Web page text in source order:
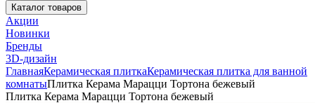
Каталог товаров
Акции
Новинки
Бренды
3D-дизайн
ГлавнаяКерамическая плиткаКерамическая плитка для ванной
комнатыПлитка Керама Марацци Тортона бежевый
Плитка Керама Марацци Тортона бежевый